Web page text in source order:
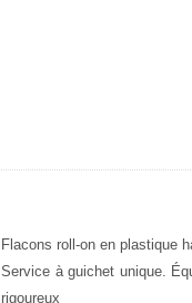
Flacons roll-on en plastique
Service à guichet unique.
rigoureux